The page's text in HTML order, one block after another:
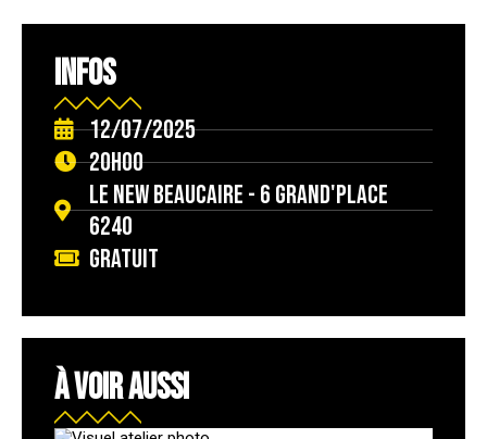
INFOS
12/07/2025
20h00
Le New Beaucaire - 6 Grand'place
6240
Gratuit
À VOIR AUSSI